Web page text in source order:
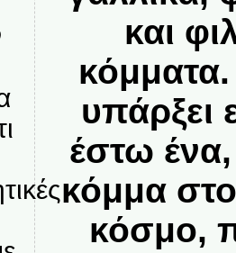
και
υπάρξει
έστω ένα,
κόμμα
κόσμο,